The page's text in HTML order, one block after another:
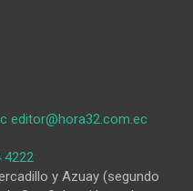
editor@hora32.com.ec
4222
y Azuay (segundo